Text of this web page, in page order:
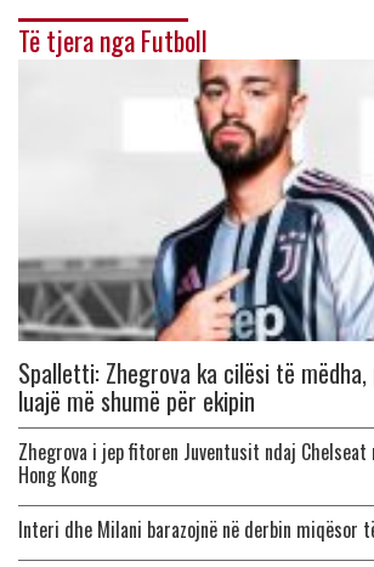
Të tjera nga Futboll
Spalletti: Zhegrova ka cilësi të
luajë më shumë për ekipin
Zhegrova i jep fitoren Juventusit ndaj Chelseat
Hong Kong
Interi dhe Milani barazojnë në derbin miqësor